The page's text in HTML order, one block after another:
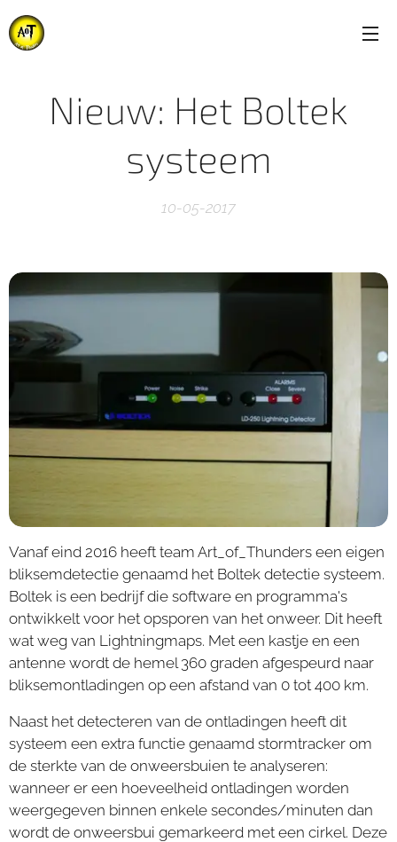
Nieuw: Het Boltek
systeem
10-05-2017
Vanaf eind 2016 heeft team Art_of_Thunders een eigen
bliksemdetectie genaamd het Boltek detectie systeem.
Boltek is een bedrijf die software en programma's
ontwikkelt voor het opsporen van het onweer. Dit heeft
wat weg van Lightningmaps. Met een kastje en een
antenne wordt de hemel 360 graden afgespeurd naar
bliksemontladingen op een afstand van 0 tot 400 km.
Naast het detecteren van de ontladingen heeft dit
systeem een extra functie genaamd stormtracker om
de sterkte van de onweersbuien te analyseren:
wanneer er een hoeveelheid ontladingen worden
weergegeven binnen enkele secondes/minuten dan
wordt de onweersbui gemarkeerd met een cirkel. Deze